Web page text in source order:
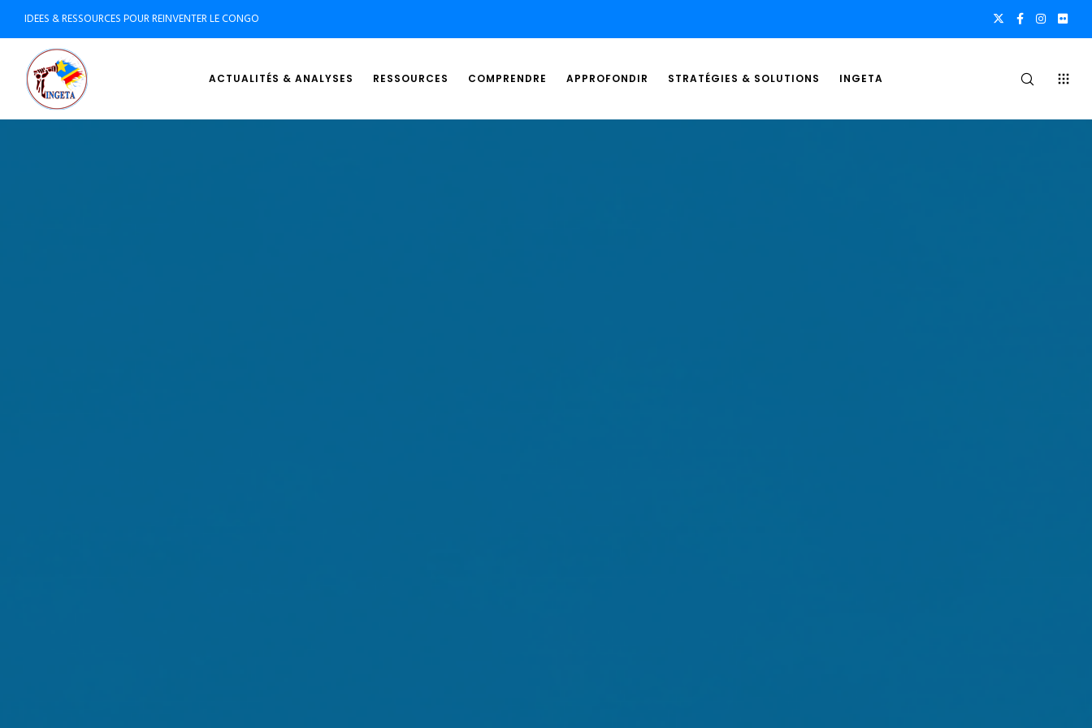
IDEES & RESSOURCES POUR REINVENTER LE CONGO
ACTUALITÉS & ANALYSES RESSOURCES COMPRENDRE APPROFONDIR STRATÉGIES & SOLUTIONS INGETA